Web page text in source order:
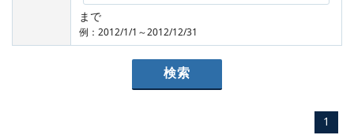
まで
例：2012/1/1～2012/12/31
1